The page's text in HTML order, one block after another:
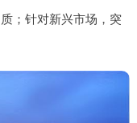
；针对新兴市场，突